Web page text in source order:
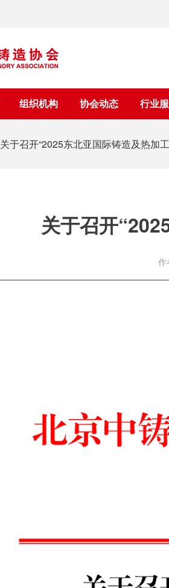
组织机构 协会动态 行业
关于召开“2025东北亚国际铸造及热加
关于召开
作